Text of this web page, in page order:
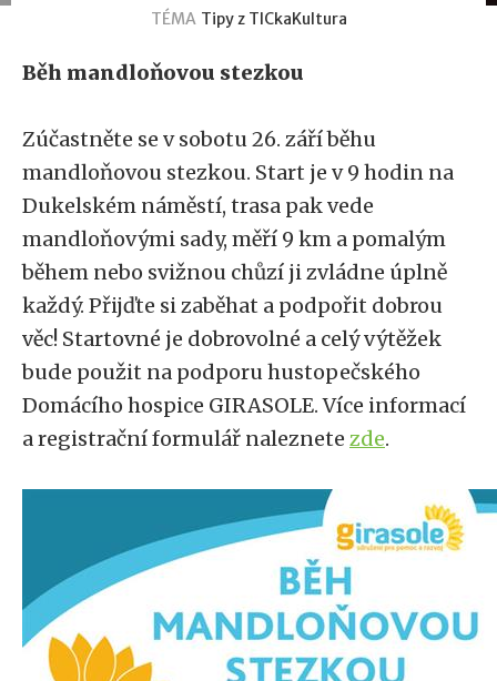
TÉMA Tipy z TICkaKultura
Běh mandloňovou stezkou
Zúčastněte se v sobotu 26. září běhu
mandloňovou stezkou. Start je v 9 hodin na
Dukelském náměstí, trasa pak vede
mandloňovými sady, měří 9 km a pomalým
během nebo svižnou chůzí ji zvládne úplně
každý. Přijďte si zaběhat a podpořit dobrou
věc! Startovné je dobrovolné a celý výtěžek
bude použit na podporu hustopečského
Domácího hospice GIRASOLE. Více informací
a registrační formulář naleznete zde.